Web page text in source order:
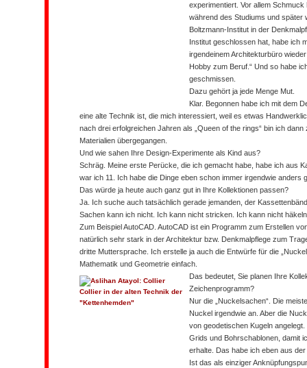
experimentiert. Vor allem
während des Studiums und später
Boltzmann-Institut in der
Institut geschlossen hat, habe ich
irgendeinem Architekturbüro
Hobby zum Beruf.“ Und so habe
geschmissen.
Dazu gehört ja jede Menge Mut.
Klar. Begonnen habe ich mit dem
eine alte Technik ist, die mich interessiert, weil es etwas
nach drei erfolgreichen Jahren als „Queen of the rings“ bin ich
Materialien übergegangen.
Und wie sahen Ihre Design-Experimente als Kind aus?
Schräg. Meine erste Perücke, die ich gemacht habe, habe ich aus
war ich 11. Ich habe die Dinge eben schon immer irgendwie anders
Das würde ja heute auch ganz gut in Ihre Kollektionen passen?
Ja. Ich suche auch tatsächlich gerade jemanden, der
Sachen kann ich nicht. Ich kann nicht stricken. Ich kann nicht
Zum Beispiel AutoCAD. AutoCAD ist ein Programm zum Erstellen
natürlich sehr stark in der Architektur bzw. Denkmalpflege zum
dritte Muttersprache. Ich erstelle ja auch die Entwürfe für die
Mathematik und Geometrie einfach.
Collier in der alten Technik der
"Kettenhemden"
Das bedeutet, Sie planen Ihre
Zeichenprogramm?
Nur die „Nuckelsachen“. Die
Nuckel irgendwie an. Aber die
von geodetischen Kugeln
Grids und Bohrschablonen, damit
erhalte. Das habe ich eben aus der
Ist das als einziger